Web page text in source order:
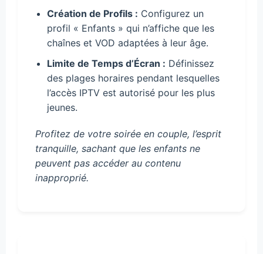
Création de Profils : Configurez un
profil « Enfants » qui n’affiche que les
chaînes et VOD adaptées à leur âge.
Limite de Temps d’Écran : Définissez
des plages horaires pendant lesquelles
l’accès IPTV est autorisé pour les plus
jeunes.
Profitez de votre soirée en couple, l’esprit
tranquille, sachant que les enfants ne
peuvent pas accéder au contenu
inapproprié.